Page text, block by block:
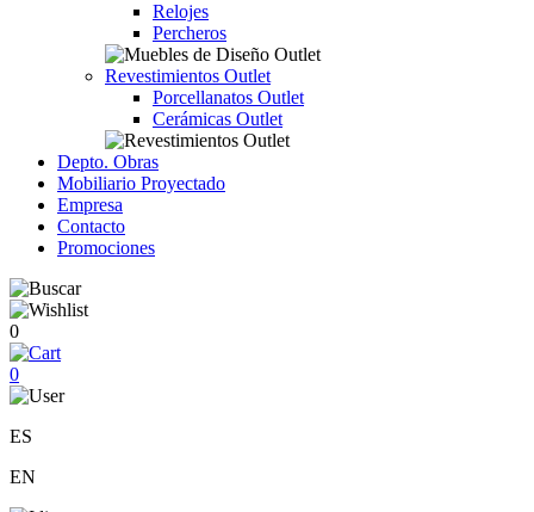
Relojes
Percheros
Revestimientos Outlet
Porcellanatos Outlet
Cerámicas Outlet
Depto. Obras
Mobiliario Proyectado
Empresa
Contacto
Promociones
0
0
ES
EN